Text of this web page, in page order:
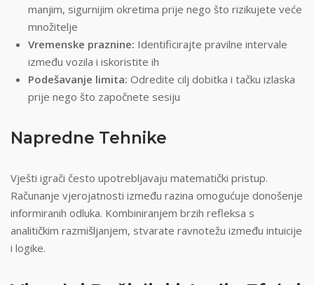
manjim, sigurnijim okretima prije nego što rizikujete veće
množitelje
Vremenske praznine: Identificirajte pravilne intervale
između vozila i iskoristite ih
Podešavanje limita: Odredite cilj dobitka i tačku izlaska
prije nego što započnete sesiju
Napredne Tehnike
Vješti igrači često upotrebljavaju matematički pristup.
Računanje vjerojatnosti između razina omogućuje donošenje
informiranih odluka. Kombiniranjem brzih refleksa s
analitičkim razmišljanjem, stvarate ravnotežu između intuicije
i logike.